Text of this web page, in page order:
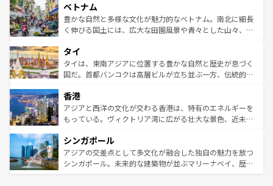
参照してほしい。
容にもいいと評判のスイーツなど、バラエティ豊かな料理
が味わえる。 なお、新着の台湾情報は コンテンツ一覧を参
照してほしい。
き、地方に足を延ばせば四季折々の自然美を楽しむことが
できる。そして、キムチや焼肉、絶品のストリートフード
まで、さまざまな韓国料理が待っている。夜には、韓国な
リティに包まれながら、韓国の多彩な魅力を心ゆくまで味
わってみてほしい。 なお、新着の韓国情報はコンテンツ一
覧を参照してほしい。
ベトナム
豊かな自然と多様な文化が魅力的なベトナム。南北に細長
く伸びる国土には、広大な田園風景や青々とした山々、世
急速な発展と共に伝統が息づく。ハノイの古い町並みやホ
ーチミン市のフランス統治時代の建物も、独特の雰囲気を
醸し出している。また、バラエティの豊かさとおいしさで
とつ。フォーやバインミー、ベトナムコーヒーなどは、ぜ
ひ現地で味わいたい。どの地域を訪れてもあたたかい人々
が旅行者を迎えてくれるので、きっと忘れられない旅にな
参照してほしい。
タイ
タイは、東南アジアに位置する豊かな自然と歴史が息づく
国だ。首都バンコクは高層ビルが立ち並ぶ一方、伝統的な
の活気が交差している。北部ではチェンマイなどの山岳地
帯で自然と触れ合い、南部ではプーケットやクラビの美し
いビーチでリゾート気分を楽しむことができる。タイ料理
激する。気候は一年中温暖で、どの季節にも異なる楽しみ
が待っている。親しみやすいタイの人々、仏教を中心とし
た文化、そして多様な観光資源が、訪れる旅人を魅了し続
香港
アジアと西洋の文化が交わる香港は、特有のエネルギーを
もっている。ヴィクトリア湾に広がる壮大な景色、近未来
み、どこを訪れても感動するはず。観光スポットが密集し
ており、効率よく見どころを回れるのも魅力。息をのむよ
うな絶景から文化的な体験まで、香港を存分に楽しみ尽く
シンガポール
アジアの交差点として多文化が融合した独自の魅力を放つ
シンガポール。未来的な建築物が並ぶマリーナベイ、歴史